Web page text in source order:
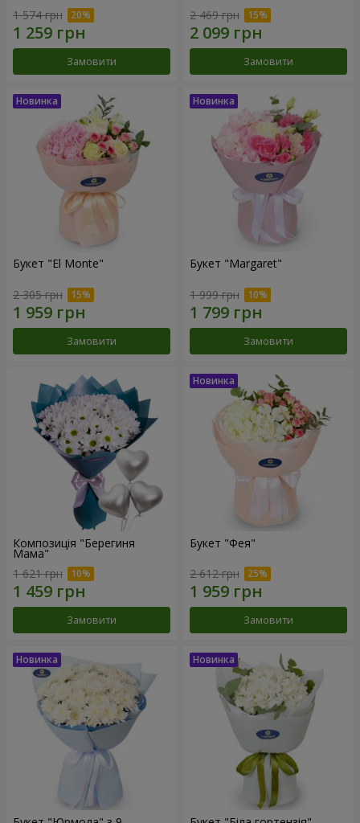
1 574 грн
Замовити
2 469 грн
Замовити
Букет "El Monte"
2 305 грн
Замовити
Букет "Margaret"
1 999 грн
Замовити
Композиція "Берегиня
Мама"
1 621 грн
Замовити
Букет "Фея"
2 612 грн
Замовити